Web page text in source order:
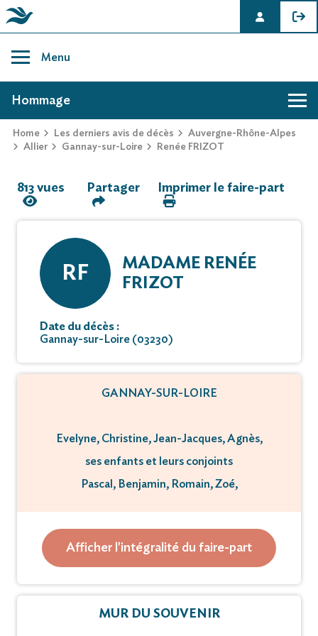
content
Menu
AVIS DE DÉCÈS DE RENÉE FRIZOT
Home Les derniers avis de décès
Auvergne-Rhône-Alpes
Allier
Gannay-sur-Loire Renée FRIZOT
Hommage
Hommage
Mur des souvenirs
813 vues Partager Imprimer le faire-part
RF
MADAME RENÉE
FRIZOT
Date du décès :
Gannay-sur-Loire (03230)
GANNAY-SUR-LOIRE
Evelyne, Christine, Jean-Jacques, Agnès,
ses enfants et leurs conjoints
Pascal, Benjamin, Romain, Zoé,
Antoine, Timéo, Jules, Jade,
ses arrière-petits-enfants
Ses neveux et nièces
Ainsi que toute la famille
Afficher l'intégralité du faire-part
MUR DU SOUVENIR